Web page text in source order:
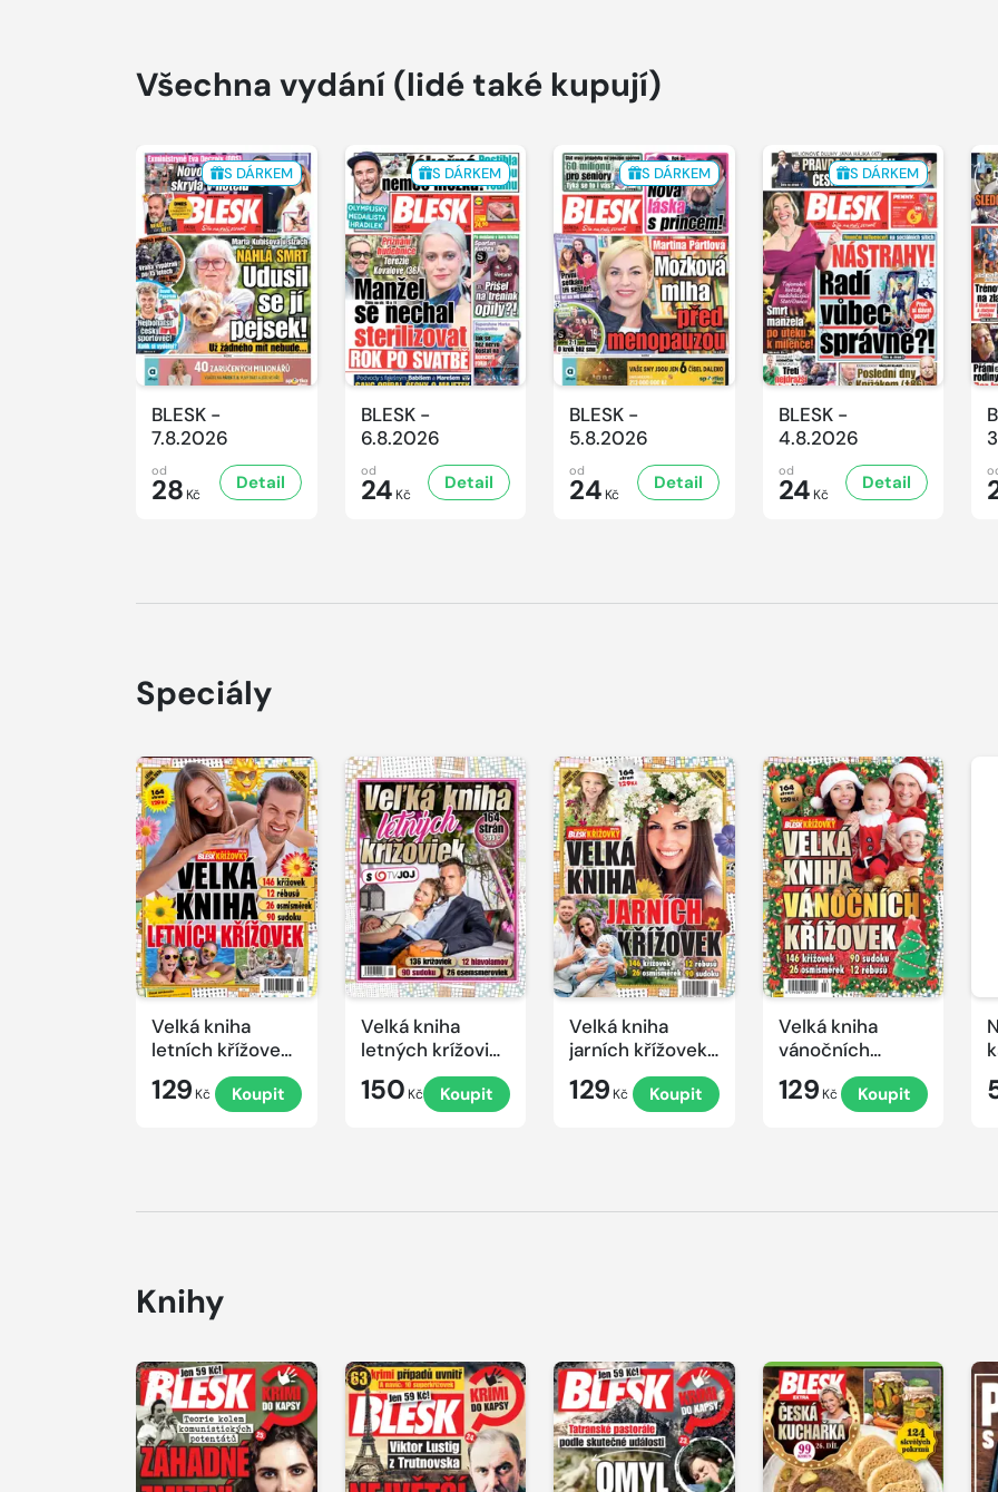
Všechna vydání (lidé také kupují)
S DÁRKEM
BLESK -
7.8.2026
od
28 Kč
Detail
S DÁRKEM
BLESK -
6.8.2026
od
24 Kč
Detail
S DÁRKEM
BLESK -
5.8.2026
od
24 Kč
Detail
S DÁRKEM
BLESK -
4.8.2026
od
24 Kč
Detail
Speciály
Velká kniha
letních křížovek
129 Kč Koupit
Velká kniha
letných krížoviek
s TV JOJ 2026
150 Kč Koupit
Velká kniha
jarních křížovek
129 Kč Koupit
Velká kniha
vánočních
křížovek 2025
129 Kč Koupit
Knihy